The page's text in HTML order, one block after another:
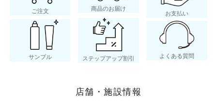
ご注文 商品のお届け
お支払い
サンプル ステップアップ割引 よくある質問
店舗・施設情報